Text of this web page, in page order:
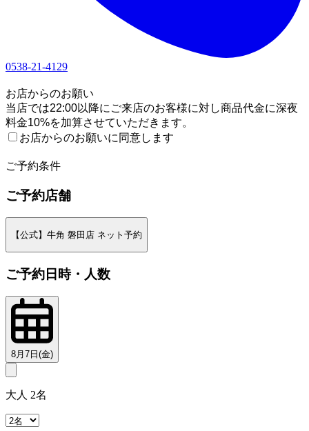
0538-21-4129
お店からのお願い
当店では22:00以降にご来店のお客様に対し商品代金に深夜
料金10%を加算させていただきます。
お店からのお願いに同意します
ご予約条件
ご予約店舗
【公式】牛角 磐田店 ネット予約
ご予約日時・人数
8月7日(金)
大人 2名